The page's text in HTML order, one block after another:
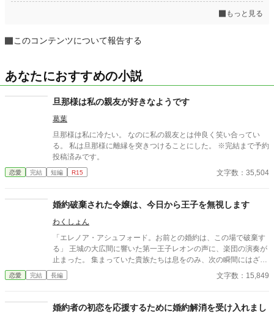
もっと見る
このコンテンツについて報告する
あなたにおすすめの小説
旦那様は私の親友が好きなようです
葛葉
旦那様は私に冷たい。 なのに私の親友とは仲良く笑い合ってい
る。 私は旦那様に離縁を突きつけることにした。 ※完結まで予約
投稿済みです。
恋愛 完結 短編 R15 文字数：35,504
婚約破棄された令嬢は、今日から王子を無視します
わくしょん
「エレノア・アシュフォード。お前との婚約は、この場で破棄す
る」 王城の大広間に響いた第一王子レオンの声に、楽団の演奏が
止まった。 集まっていた貴族たちは息をのみ、次の瞬間にはざわ
めきが広がる。 エレノアはゆっくりと顔を上げた。 目の前では、
王子が腰に手を回した美しい令嬢――侯爵令嬢セシリアが勝ち誇
恋愛 完結 長編 文字数：15,849
婚約者の初恋を応援するために婚約解消を受け入れまし